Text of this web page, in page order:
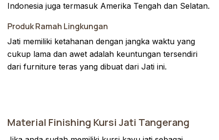
Indonesia juga termasuk Amerika Tengah dan Selatan.
Produk Ramah Lingkungan
Jati memiliki ketahanan dengan jangka waktu yang
cukup lama dan awet adalah keuntungan tersendiri
dari furniture teras yang dibuat dari Jati ini.
Material Finishing Kursi Jati Tangerang